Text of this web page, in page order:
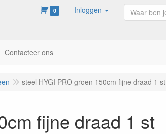
0 Inloggen
Contacteer ons
steel HYGI PRO groen 150cm fijne draad 1 st
fijne draad 1 st